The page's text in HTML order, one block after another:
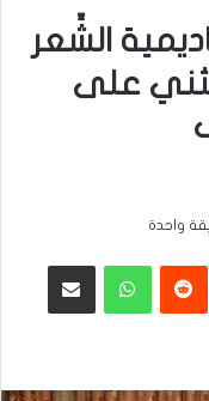
الشِّعر
يثني على
واحدة
‏Reddit واتساب مشاركة عبر البريد